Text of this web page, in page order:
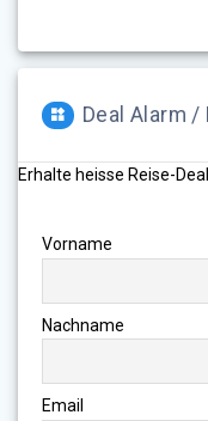
Deal Alarm
Erhalte heisse Reise-
Vorname
Nachname
Email